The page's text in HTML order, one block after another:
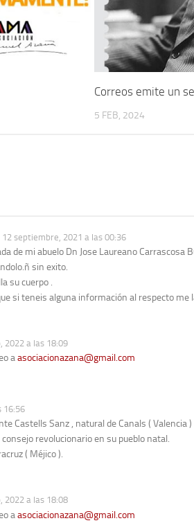
Correos emite un
5 FEB, 2024
12 septiembre, 2021 a las 00:36
de mi abuelo Dn Jose Laureano
sin exito.
su cuerpo .
si teneis alguna información al respecto me
2022 a las 18:09
aasociacionazana@gmail.com
16:56
Castells Sanz , natural de Canals ( Valencia )
revolucionario en su pueblo natal.
( Méjico ).
2022 a las 18:08
aasociacionazana@gmail.com